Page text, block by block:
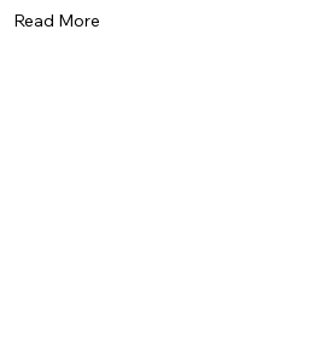
Read More